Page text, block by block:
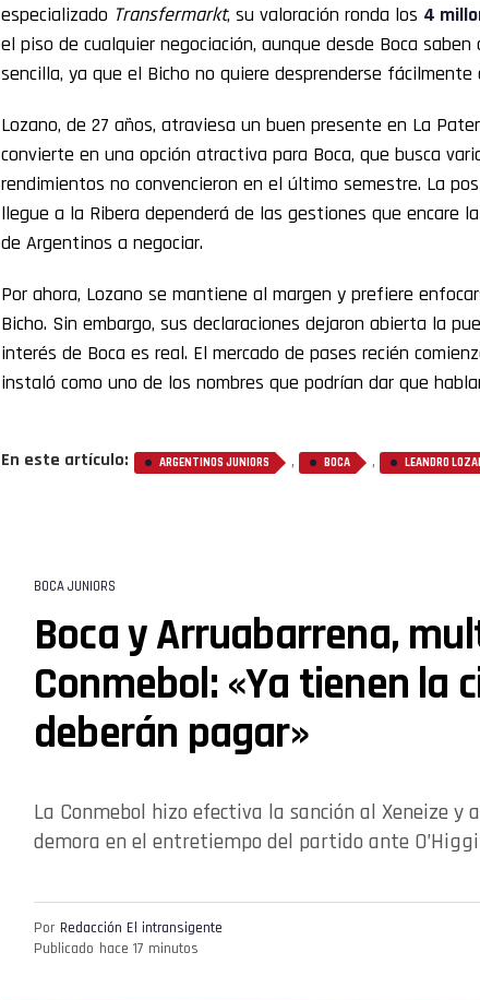
especializado Transfermarkt, su valoración ronda los 4
el piso de cualquier negociación, aunque desde Boca
sencilla, ya que el Bicho no quiere desprenderse
Lozano, de 27 años, atraviesa un buen presente en La
convierte en una opción atractiva para Boca, que busca
rendimientos no convencieron en el último semestre. La
llegue a la Ribera dependerá de las gestiones que encare
de Argentinos a negociar.
Por ahora, Lozano se mantiene al margen y prefiere
Bicho. Sin embargo, sus declaraciones dejaron abierta la
interés de Boca es real. El mercado de pases recién
instaló como uno de los nombres que podrían dar que
En este artículo: ARGENTINOS JUNIORS , BOCA , LEANDRO
BOCA JUNIORS
Boca y Arruabarrena,
Conmebol: «Ya tienen la
deberán pagar»
La Conmebol hizo efectiva la sanción al Xeneize y
demora en el entretiempo del partido ante
Por Redacción El intransigente
Publicado hace 17 minutos